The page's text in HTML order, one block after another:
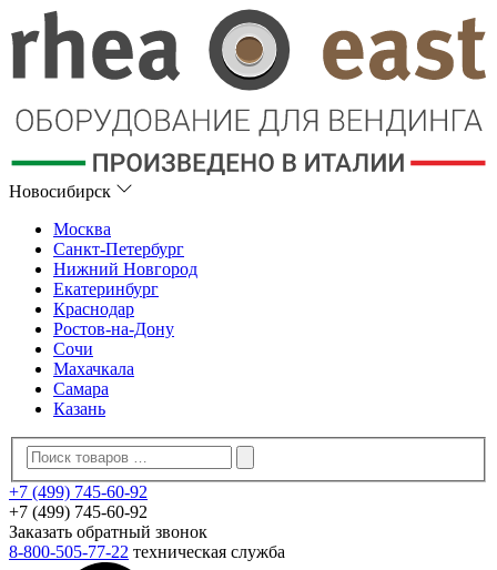
Новосибирск
Москва
Санкт-Петербург
Нижний Новгород
Екатеринбург
Краснодар
Ростов-на-Дону
Сочи
Махачкала
Самара
Казань
+7 (499) 745-60-92
+7 (499) 745-60-92
Заказать обратный звонок
8-800-505-77-22 техническая служба